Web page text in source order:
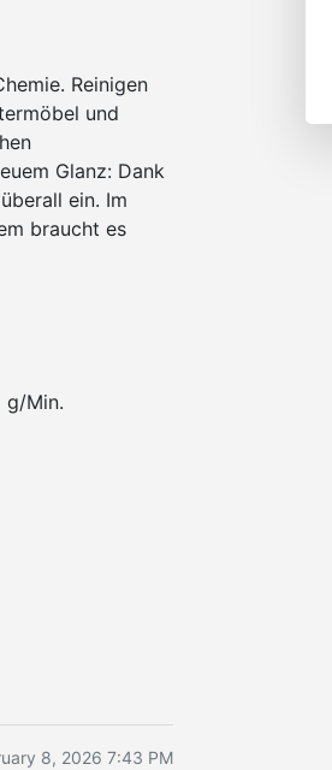
Reinigen
und
Glanz: Dank
ein. Im
braucht es
g/Min.
8, 2026 7:43 PM